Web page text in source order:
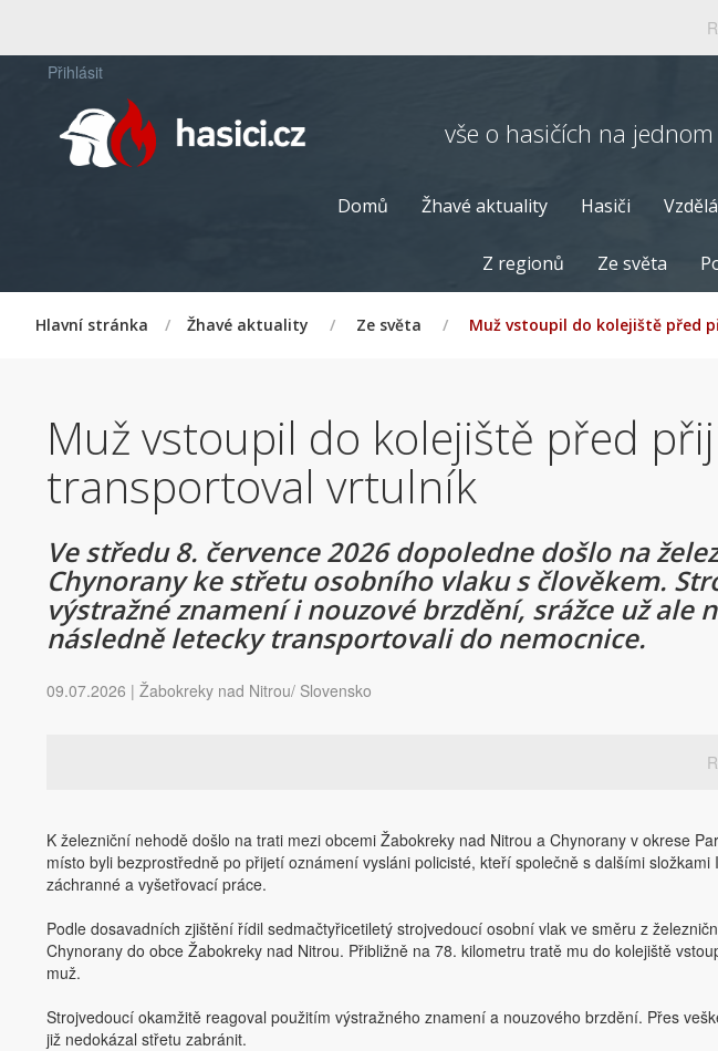
Přihlásit
vše o hasičích na jednom
Domů Žhavé aktuality Hasiči
Z regionů Ze světa
Hlavní stránka / Žhavé aktuality / Ze světa / Muž vstoupil do kolejiště před
Muž vstoupil do kolejiště před
transportoval vrtulník
Ve středu 8. července 2026 dopoledne došlo na
Chynorany ke střetu osobního vlaku s člověkem.
výstražné znamení i nouzové brzdění, srážce už
následně letecky transportovali do nemocnice.
09.07.2026 | Žabokreky nad Nitrou/ Slovensko
K železniční nehodě došlo na trati mezi obcemi Žabokreky nad Nitrou a Chynorany v okrese
místo byli bezprostředně po přijetí oznámení vysláni policisté, kteří společně s dalšími složkami
záchranné a vyšetřovací práce.
Podle dosavadních zjištění řídil sedmačtyřicetiletý strojvedoucí osobní vlak ve směru z
Chynorany do obce Žabokreky nad Nitrou. Přibližně na 78. kilometru tratě mu do kolejiště
muž.
Strojvedoucí okamžitě reagoval použitím výstražného znamení a nouzového brzdění. Přes
již nedokázal střetu zabránit.